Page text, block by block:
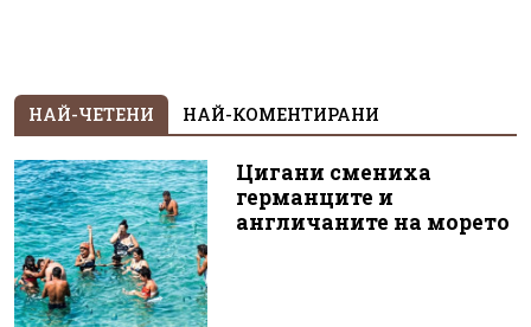
НАЙ-ЧЕТЕНИ НАЙ-КОМЕНТИРАНИ
Цигани смениха
германците и
англичаните на морето